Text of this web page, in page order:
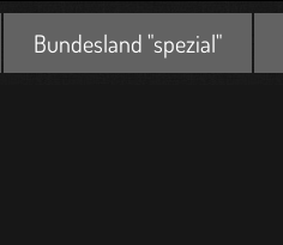
Bundesland "spezial"